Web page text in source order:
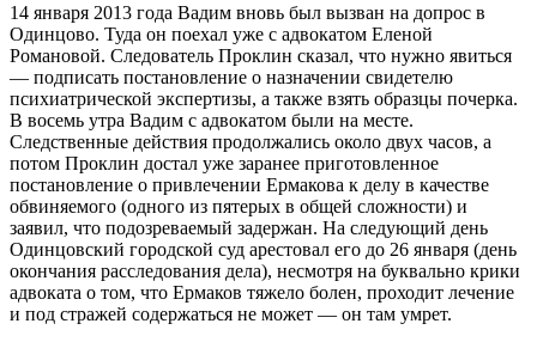
14 января 2013 года Вадим вновь был вызван на допрос в
Одинцово. Туда он поехал уже с адвокатом Еленой
Романовой. Следователь Проклин сказал, что нужно явиться
— подписать постановление о назначении свидетелю
психиатрической экспертизы, а также взять образцы почерка.
В восемь утра Вадим с адвокатом были на месте.
Следственные действия продолжались около двух часов, а
потом Проклин достал уже заранее приготовленное
постановление о привлечении Ермакова к делу в качестве
обвиняемого (одного из пятерых в общей сложности) и
заявил, что подозреваемый задержан. На следующий день
Одинцовский городской суд арестовал его до 26 января (день
окончания расследования дела), несмотря на буквально крики
адвоката о том, что Ермаков тяжело болен, проходит лечение
и под стражей содержаться не может — он там умрет.